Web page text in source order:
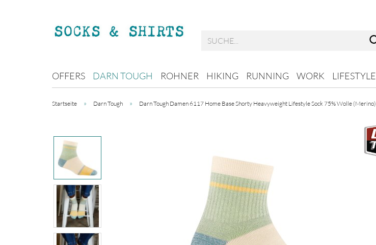
OFFERS DARN TOUGH ROHNER HIKING RUNNING WORK LIFESTYLE
Startseite » Darn Tough » Darn Tough Damen 6117 Home Base Shorty Heavyweight Lifestyle Sock 75% Wolle (Merino)